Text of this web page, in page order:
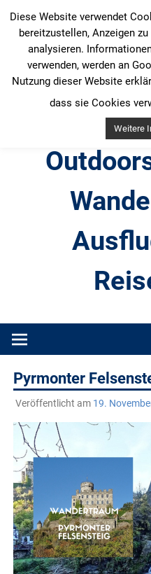
Inhalt
springen
Produkttests und
Pyrmonter
Veröffentlicht am 19.
Diese Website verwendet
bereitzustellen, Anzeigen
analysieren.
verwenden, werden an
Nutzung dieser Website
dass sie Cookies
Weitere